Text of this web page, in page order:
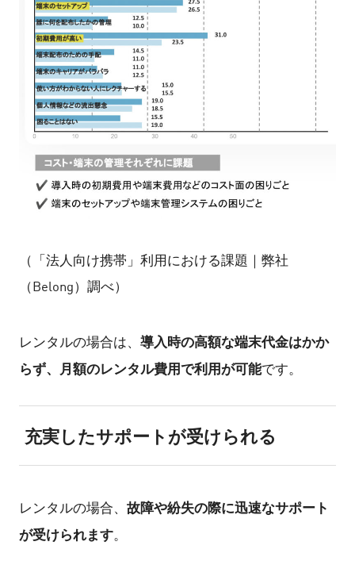
（「法人向け携帯」利用における課題｜弊社
（Belong）調べ）
レンタルの場合は、 導入時の高額な端末代金はかか
らず、月額のレンタル費用で利用が可能です。
充実したサポートが受けられる
レンタルの場合、 故障や紛失の際に迅速なサポート
が受けられます。